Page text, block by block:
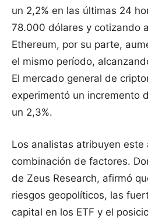
un 2,2% en las últimas 24
78.000 dólares y cotizando
Ethereum, por su parte,
el mismo período,
El mercado general de
experimentó un incremento
un 2,3%.
Los analistas atribuyen este
combinación de factores.
de Zeus Research, afirmó
riesgos geopolíticos, las
capital en los ETF y el